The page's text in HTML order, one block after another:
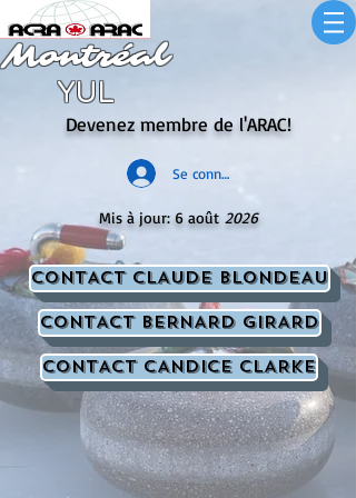
Montréal
YUL
Devenez membre de l'ARAC!
Se connecter
Mis à jour: 6 août 2026
CONTACT ClAUDE BLONDEAU
CONTACT BERNARD GIRARD
CONTACT CANDICE CLARKE